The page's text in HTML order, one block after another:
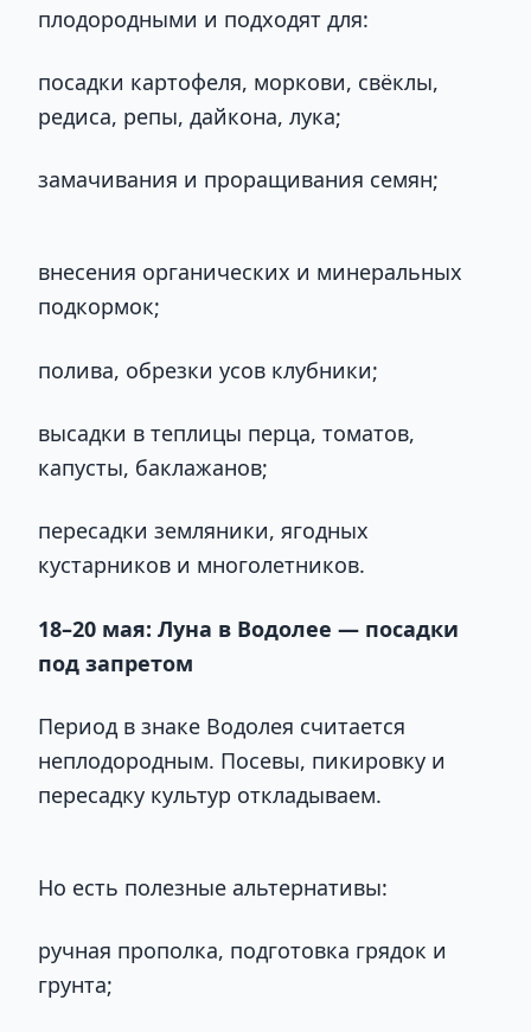
плодородными и подходят для:
посадки картофеля, моркови, свёклы,
редиса, репы, дайкона, лука;
замачивания и проращивания семян;
внесения органических и минеральных
подкормок;
полива, обрезки усов клубники;
высадки в теплицы перца, томатов,
капусты, баклажанов;
пересадки земляники, ягодных
кустарников и многолетников.
18–20 мая: Луна в Водолее — посадки
под запретом
Период в знаке Водолея считается
неплодородным. Посевы, пикировку и
пересадку культур откладываем.
Но есть полезные альтернативы:
ручная прополка, подготовка грядок и
грунта;